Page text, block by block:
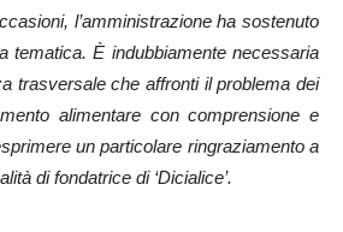
l’amministrazione ha sostenuto
tematica. È indubbiamente necessaria
trasversale che affronti il problema dei
alimentare con comprensione e
un particolare ringraziamento a
di fondatrice di ‘Dicialice’.